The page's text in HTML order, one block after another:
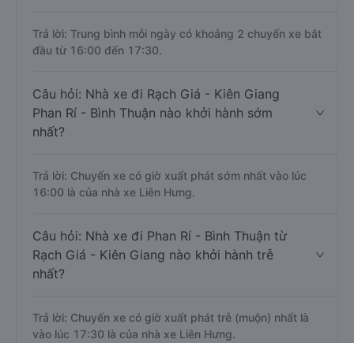
Trả lời: Trung bình mỗi ngày có khoảng 2 chuyến xe bắt
đầu từ 16:00 đến 17:30.
Câu hỏi: Nhà xe đi Rạch Giá - Kiên Giang
Phan Rí - Bình Thuận nào khởi hành sớm
nhất?
Trả lời: Chuyến xe có giờ xuất phát sớm nhất vào lúc
16:00 là của nhà xe Liên Hưng.
Câu hỏi: Nhà xe đi Phan Rí - Bình Thuận từ
Rạch Giá - Kiên Giang nào khởi hành trễ
nhất?
Trả lời: Chuyến xe có giờ xuất phát trễ (muộn) nhất là
vào lúc 17:30 là của nhà xe Liên Hưng.